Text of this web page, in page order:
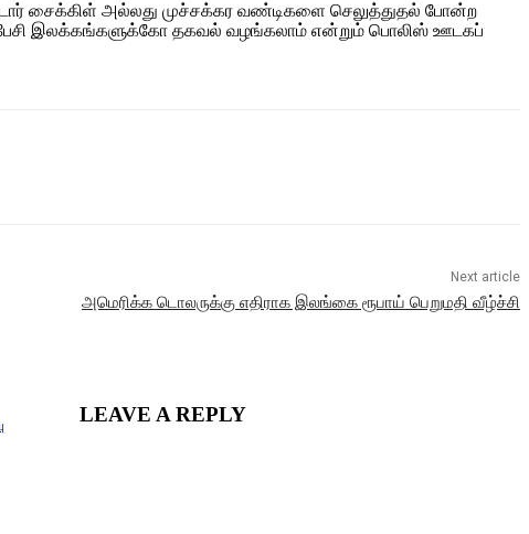
சைக்கிள் அல்லது முச்சக்கர வண்டிகளை செலுத்துதல் போன்ற
இலக்கங்களுக்கோ தகவல் வழங்கலாம் என்றும் பொலிஸ் ஊடகப்
Next article
அமெரிக்க டொலருக்கு எதிராக இலங்கை ரூபாய் பெறுமதி வீழ்ச்சி
LEAVE A REPLY